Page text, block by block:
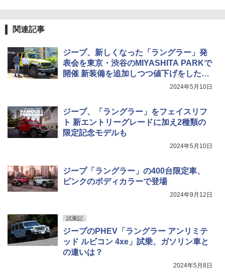
関連記事
ジープ、新しくなった「ラングラー」発
表会を東京・渋谷のMIYASHITA PARKで
開催 新装備を追加しつつ値下げをした挑
2024年5月10日
ジープ、「ラングラー」をフェイスリフ
ト 新エントリーグレードに加え2種類の
限定記念モデルも
2024年5月10日
ジープ「ラングラー」の400台限定車、
ピンクのボディカラーで登場
2024年9月12日
試乗記
ジープのPHEV「ラングラー アンリミテ
ッド ルビコン 4xe」試乗、ガソリン車と
の違いは？
2024年5月8日